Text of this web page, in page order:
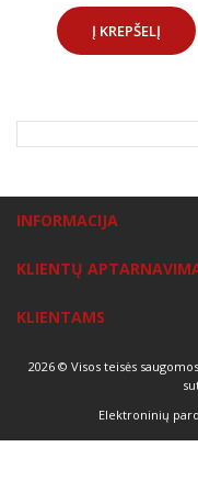
DOVANOS
Į KREPŠELĮ
INFORMACIJA
KLIENTŲ
KLIENTAMS
2026 © Visos teisės
Elektroninių